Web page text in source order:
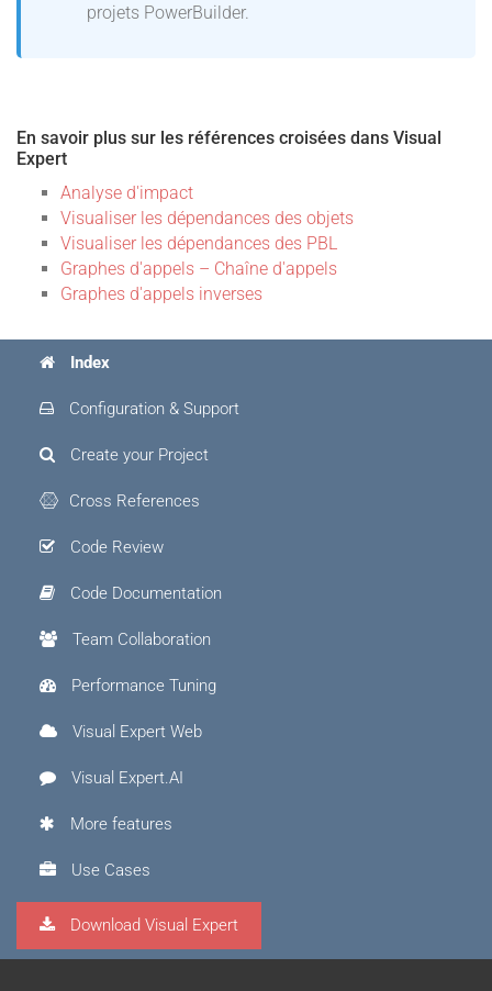
projets PowerBuilder.
En savoir plus sur les références croisées dans Visual
Expert
Analyse d'impact
Visualiser les dépendances des objets
Visualiser les dépendances des PBL
Graphes d'appels – Chaîne d'appels
Graphes d'appels inverses
Index
Configuration & Support
Create your Project
Cross References
Code Review
Code Documentation
Team Collaboration
Performance Tuning
Visual Expert Web
Visual Expert.AI
More features
Use Cases
Download Visual Expert